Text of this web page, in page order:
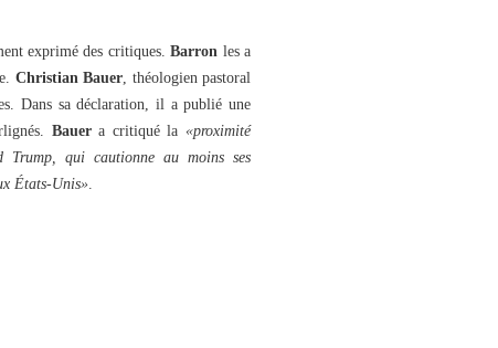
exprimé des critiques.Barron les a
Christian Bauer, théologien pastoral
Dans sa déclaration, il a publié une
Bauera critiqué la«proximité
Trump, qui cautionne au moins ses
États-Unis».